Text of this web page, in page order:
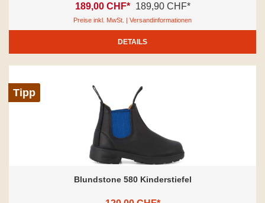
189,00 CHF* 189,90 CHF*
Preise inkl. MwSt. | Versandinformationen
DETAILS
Tipp
Blundstone 580 Kinderstiefel